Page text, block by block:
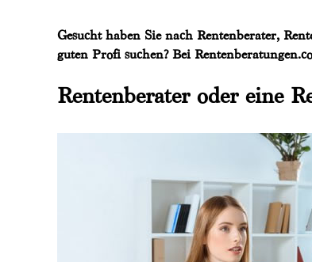
Gesucht haben Sie nach Rentenberater,
guten Profi suchen? Bei
Rentenberater oder eine